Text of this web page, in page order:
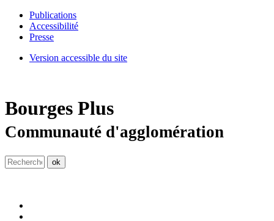
Publications
Accessibilité
Presse
Version accessible du site
Bourges Plus
Communauté d'agglomération